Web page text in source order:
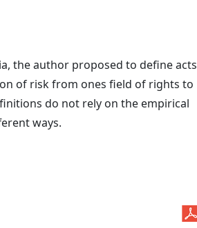
the author proposed to define acts
of risk from ones field of rights to
do not rely on the empirical
ways.